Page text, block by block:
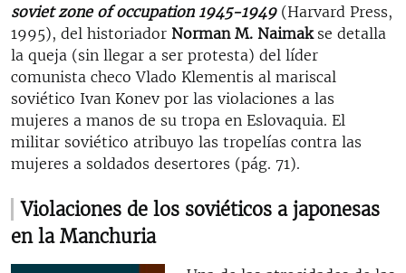
soviet zone of occupation 1945-1949 (Harvard Press,
1995), del historiador Norman M. Naimakse detalla
la queja (sin llegar a ser protesta) del líder
comunista checo Vlado Klementis al mariscal
soviético Ivan Konev por las violaciones a las
mujeres a manos de su tropa en Eslovaquia. El
militar soviético atribuyo las tropelías contra las
mujeres a soldados desertores (pág. 71).
Violaciones de los soviéticos a japonesas
en la Manchuria